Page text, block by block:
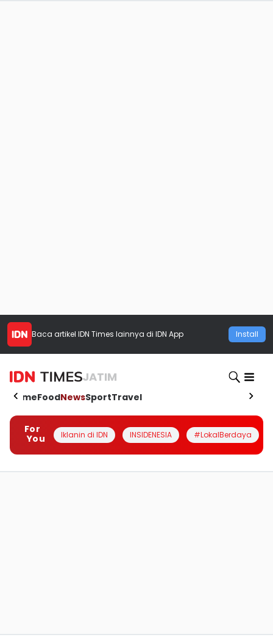
Baca artikel IDN Times lainnya di IDN App Install
JATIM
HomeFoodNewsSportTravel
For
You
Iklanin di IDN INSIDENESIA #LokalBerdaya